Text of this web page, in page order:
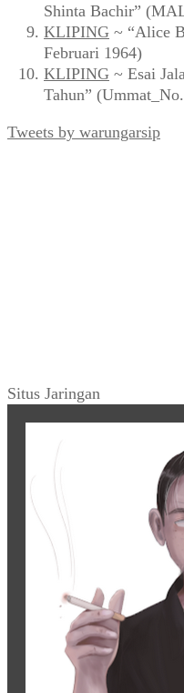
Shinta Bachir”
KLIPING ~ “Alice
Februari 1964)
KLIPING ~ Esai
Tahun”
Tweets by warungarsip
Situs Jaringan